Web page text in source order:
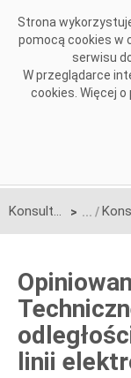
Strona
pomocą cookies w
serwisu
W przeglądarce
cookies. Więcej
Konsultacje >
linii